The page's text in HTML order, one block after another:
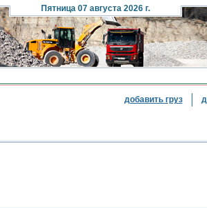
Пятница07 августа 2026 г.
добавить груз